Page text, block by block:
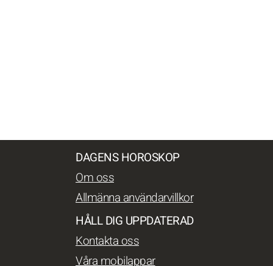
DAGENS HOROSKOP
Om oss
Allmänna användarvillkor
HÅLL DIG UPPDATERAD
Kontakta oss
Våra mobilappar